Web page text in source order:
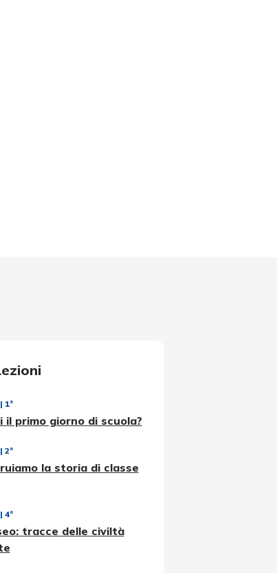
1ª
il primo giorno di scuola?
2ª
la storia di classe
4ª
tracce delle civiltà